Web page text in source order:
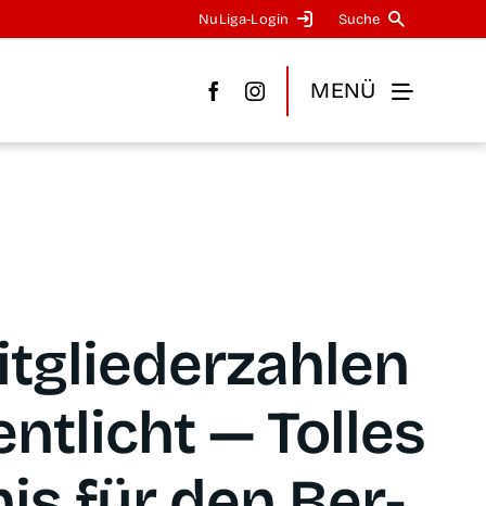
NuLi­­ga-Log­in Suche
MENÜ
— Tol­les